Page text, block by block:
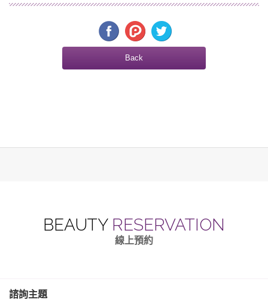
Back
BEAUTY RESERVATION
線上預約
諮詢主題